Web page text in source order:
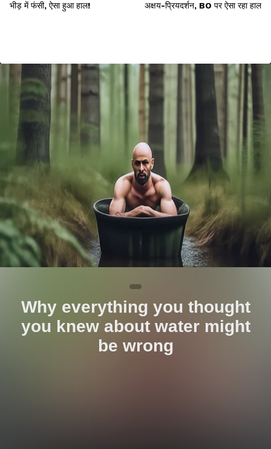
भीड़ में फंसी, ऐसा हुआ हाल!
अक्षय-प्रियदर्शन, BO पर ऐसा रहा हाल